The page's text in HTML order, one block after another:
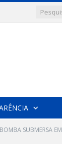
SUBMERSA EM